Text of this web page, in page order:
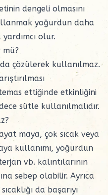
dengeli olmasını
yoğurdun daha
yardımcı olur.
mü?
çözülerek kullanılmaz.
ettiğinde etkinliğini
sütle kullanılmalıdır.
maya, çok sıcak veya
kullanımı, yoğurdun
vb. kalıntılarının
sebep olabilir. Ayrıca
da başarıyı